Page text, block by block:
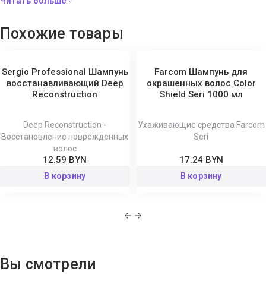
Methylisothiazolinone.
Похожие товары
Sergio Professional Шампунь
восстанавливающий Deep
Reconstruction
Deep Reconstruction -
Восстановление поврежденных
волос
12.59 BYN
В корзину
Farcom Шампунь для
окрашенных волос Color
Shield Seri 1000 мл
Ухаживающие средства Farcom
Seri
17.24 BYN
В корзину
Вы смотрели